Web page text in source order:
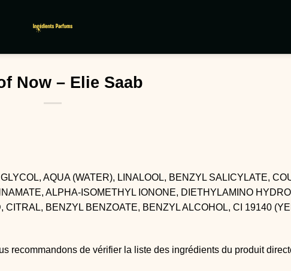
Now – Elie Saab
AQUA (WATER), LINALOOL, BENZYL SALICYLATE,
ALPHA-ISOMETHYL IONONE, DIETHYLAMINO
BENZYL BENZOATE, BENZYL ALCOHOL, CI 19140
recommandons de vérifier la liste des ingrédients du produit